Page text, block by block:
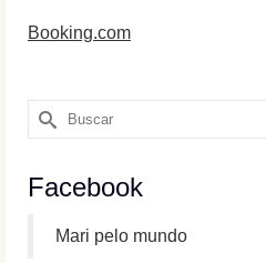
Booking.com
Buscar
por:
Facebook
Mari pelo mundo